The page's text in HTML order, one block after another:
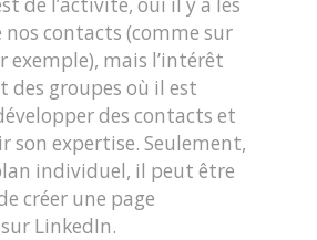
nos contacts (comme sur
exemple), mais l’intérêt
groupes où il est
des contacts et
son expertise. Seulement,
individuel, il peut être
créer une page
LinkedIn.